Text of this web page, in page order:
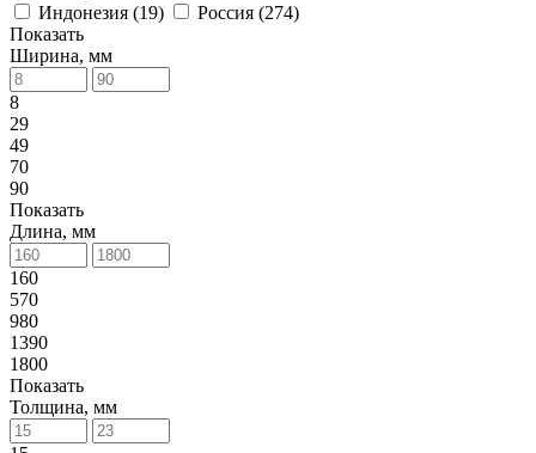
Индонезия (19) Россия (274)
Показать
Ширина, мм
8
29
49
70
90
Показать
Длина, мм
160
570
980
1390
1800
Показать
Толщина, мм